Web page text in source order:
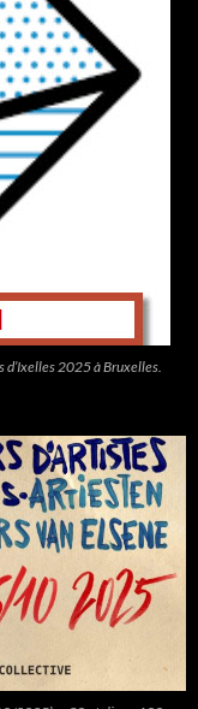
d’Ixelles 2025 à Bruxelles.